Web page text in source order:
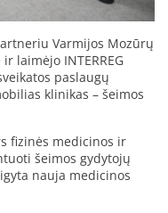
Varmijos Mozūrų
laimėjo INTERREG
paslaugų
klinikas – šeimos
fizinės medicinos ir
šeimos gydytojų
nauja medicinos